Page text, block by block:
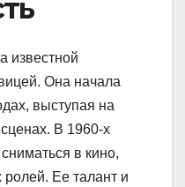
известной
Она начала
выступая на
В 1960-х
в кино,
Ее талант и